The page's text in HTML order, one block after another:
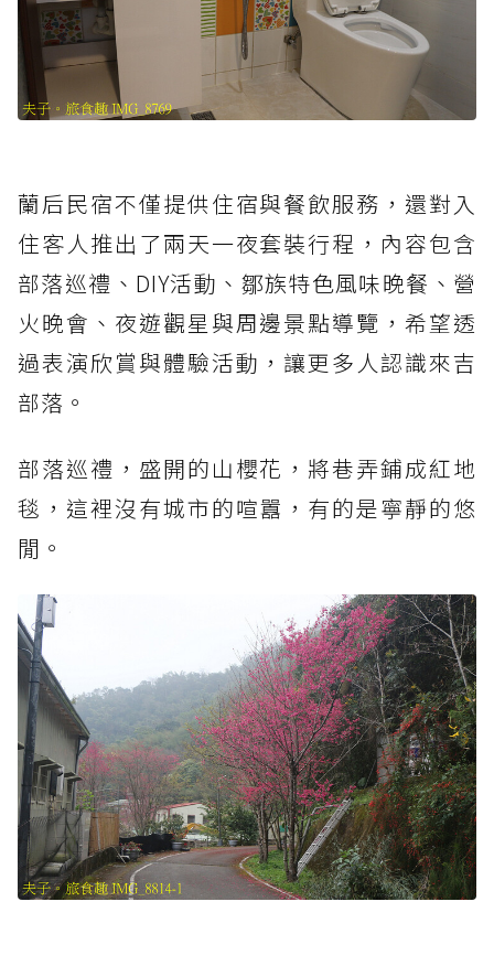
蘭后民宿不僅提供住宿與餐飲服務，還對入
住客人推出了兩天一夜套裝行程，內容包含
部落巡禮、DIY活動、鄒族特色風味晚餐、營
火晚會、夜遊觀星與周邊景點導覽，希望透
過表演欣賞與體驗活動，讓更多人認識來吉
部落。
部落巡禮，盛開的山櫻花，將巷弄鋪成紅地
毯，這裡沒有城市的喧囂，有的是寧靜的悠
閒。